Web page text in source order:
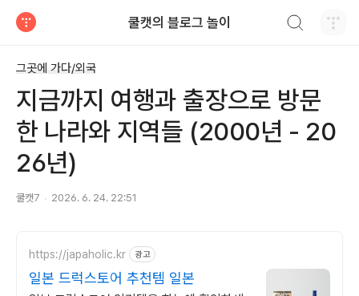
쿨캣의 블로그 놀이
그곳에 가다/외국
지금까지 여행과 출장으로 방문
한 나라와 지역들 (2000년 - 20
26년)
쿨캣7 2026. 6. 24. 22:51
https://japaholic.kr 광고
일본 드럭스토어 추천템 일본